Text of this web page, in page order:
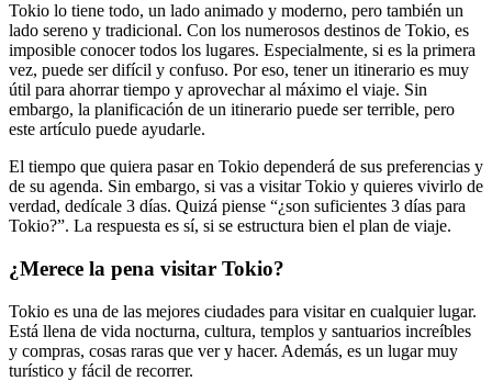
Tokio lo tiene todo, un lado animado y moderno, pero también un
lado sereno y tradicional. Con los numerosos destinos de Tokio, es
imposible conocer todos los lugares. Especialmente, si es la primera
vez, puede ser difícil y confuso. Por eso, tener un itinerario es muy
útil para ahorrar tiempo y aprovechar al máximo el viaje. Sin
embargo, la planificación de un itinerario puede ser terrible, pero
este artículo puede ayudarle.
El tiempo que quiera pasar en Tokio dependerá de sus preferencias y
de su agenda. Sin embargo, si vas a visitar Tokio y quieres vivirlo de
verdad, dedícale 3 días. Quizá piense “¿son suficientes 3 días para
Tokio?”. La respuesta es sí, si se estructura bien el plan de viaje.
¿Merece la pena visitar Tokio?
Tokio es una de las mejores ciudades para visitar en cualquier lugar.
Está llena de vida nocturna, cultura, templos y santuarios increíbles
y compras, cosas raras que ver y hacer. Además, es un lugar muy
turístico y fácil de recorrer.